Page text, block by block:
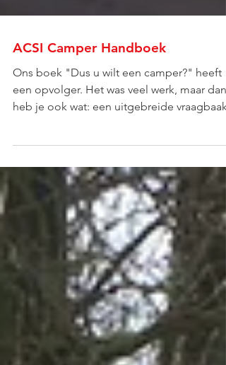
ACSI Camper Handboek
Ons boek "Dus u wilt een camper?" heeft
heb je ook wat: een uitgebreide vraagbaak
en onderweg kleine reparaties zelf
Uitgegeven door ACSI, Campingspecialist
van Europa . Een ideaal cadeau voor een
verjaardag of feestdagen! Voor iedereen die
zijn kampeerauto wil begrijpen en
op pad wil. Boordevol technische weetjes,
anekdotes, praktische klustips en duidelijke
foto’s. Inclus